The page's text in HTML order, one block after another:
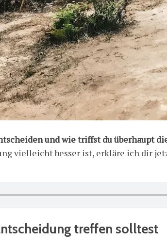
und wie triffst du überhaupt
vielleicht besser ist, erkläre ich dir
treffen solltest